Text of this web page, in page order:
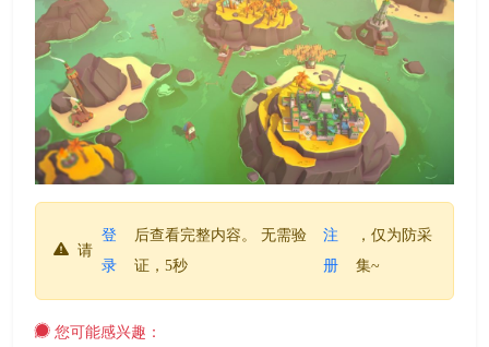
请
登
录
后查看完整内容。 无需验
证，5秒
注
册
，仅为防采
集~
您可能感兴趣：